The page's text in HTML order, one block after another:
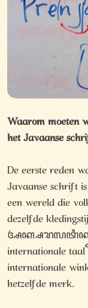
Waarom moeten
het Javaanse
De eerste reden
Javaanse schrift
een wereld die
dezelfde
ꦄꦏ꧀ꦱꦫꦭꦠꦶꦤ꧀
internationale
internationale
hetzelfde merk.